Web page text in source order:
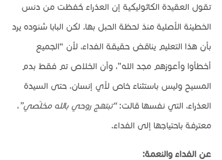
تقول العقيدة الكاثوليكية إن العذراء حُفظت من دنس
الخطيئة الأصلية منذ لحظة الحبل بها. لكن البابا شنوده يرد
بأن هذا التعليم يناقض حقيقة الفداء، لأن “الجميع
أخطأوا وأعوزهم مجد الله”، وأن الخلاص تم فقط بدم
المسيح وليس باستثناء خاص لأي إنسان، حتى السيدة
العذراء، التي نفسها قالت:“تبتهج روحي بالله مخلّصي”،
معترفة باحتياجها إلى الفداء.
عن الفداء والنعمة: